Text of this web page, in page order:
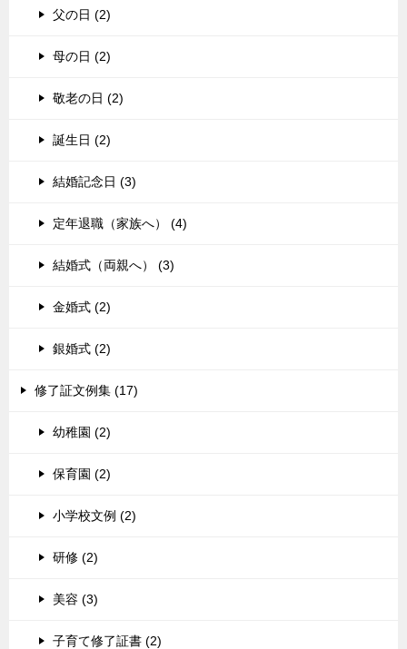
父の日 (2)
母の日 (2)
敬老の日 (2)
誕生日 (2)
結婚記念日 (3)
定年退職（家族へ） (4)
結婚式（両親へ） (3)
金婚式 (2)
銀婚式 (2)
修了証文例集 (17)
幼稚園 (2)
保育園 (2)
小学校文例 (2)
研修 (2)
美容 (3)
子育て修了証書 (2)